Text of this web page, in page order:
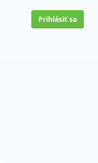
Prihlásiť sa